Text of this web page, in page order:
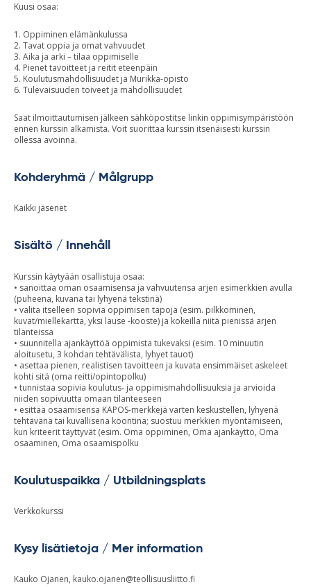
Kuusi osaa:
1. Oppiminen elämänkulussa
2. Tavat oppia ja omat vahvuudet
3. Aika ja arki – tilaa oppimiselle
4. Pienet tavoitteet ja reitit eteenpäin
5. Koulutusmahdollisuudet ja Murikka-opisto
6. Tulevaisuuden toiveet ja mahdollisuudet
Saat ilmoittautumisen jälkeen sähköpostitse linkin oppimisympäristöön
ennen kurssin alkamista. Voit suorittaa kurssin itsenäisesti kurssin
ollessa avoinna.
Kohderyhmä / Målgrupp
Kaikki jäsenet
Sisältö / Innehåll
Kurssin käytyään osallistuja osaa:
• sanoittaa oman osaamisensa ja vahvuutensa arjen esimerkkien avulla
(puheena, kuvana tai lyhyenä tekstinä)
• valita itselleen sopivia oppimisen tapoja (esim. pilkkominen,
kuvat/miellekartta, yksi lause -kooste) ja kokeilla niitä pienissä arjen
tilanteissa
• suunnitella ajankäyttöä oppimista tukevaksi (esim. 10 minuutin
aloitusetu, 3 kohdan tehtävälista, lyhyet tauot)
• asettaa pienen, realistisen tavoitteen ja kuvata ensimmäiset askeleet
kohti sitä (oma reitti/opintopolku)
• tunnistaa sopivia koulutus- ja oppimismahdollisuuksia ja arvioida
niiden sopivuutta omaan tilanteeseen
• esittää osaamisensa KAPOS-merkkejä varten keskustellen, lyhyenä
tehtävänä tai kuvallisena koontina; suostuu merkkien myöntämiseen,
kun kriteerit täyttyvät (esim. Oma oppiminen, Oma ajankäyttö, Oma
osaaminen, Oma osaamispolku
Koulutuspaikka / Utbildningsplats
Verkkokurssi
Kysy lisätietoja / Mer information
Kauko Ojanen, kauko.ojanen@teollisuusliitto.fi